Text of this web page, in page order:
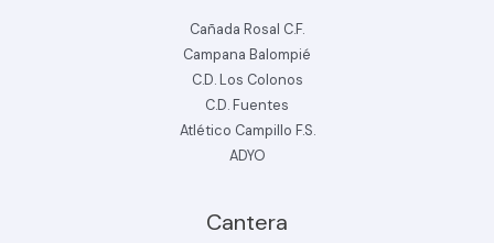
Cañada Rosal C.F.
Campana Balompié
C.D. Los Colonos
C.D. Fuentes
Atlético Campillo F.S.
ADYO
Cantera